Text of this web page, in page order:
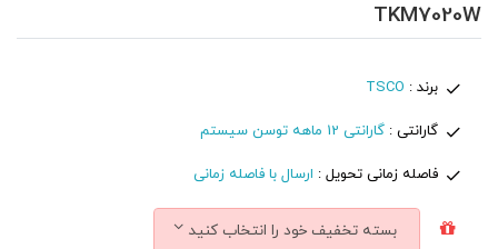
TKM7020W
برند : TSCO
گارانتی :گارانتی 12 ماهه توسن سیستم
فاصله زمانی تحویل : ارسال با فاصله زمانی
بسته تخفیف خود را انتخاب کنید